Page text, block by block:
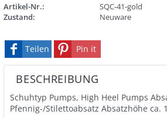
Artikel-Nr.:
SQC-41-gold
Zustand:
Neuware
Teilen Pin it
BESCHREIBUNG
Schuhtyp Pumps, High Heel Pumps
Pfennig-/Stilettoabsatz Absatzhöhe ca.